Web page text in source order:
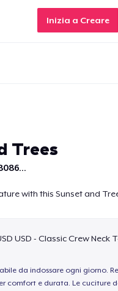
Inizia a Creare
Trees
with this Sunset and
USD - Classic Crew Neck
da indossare ogni giorno.
comfort e durata. Le cuciture